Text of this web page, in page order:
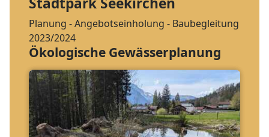
Planung - Angebotseinholung - Baubegleitung
2023/2024
Ökologische Gewässerplanung